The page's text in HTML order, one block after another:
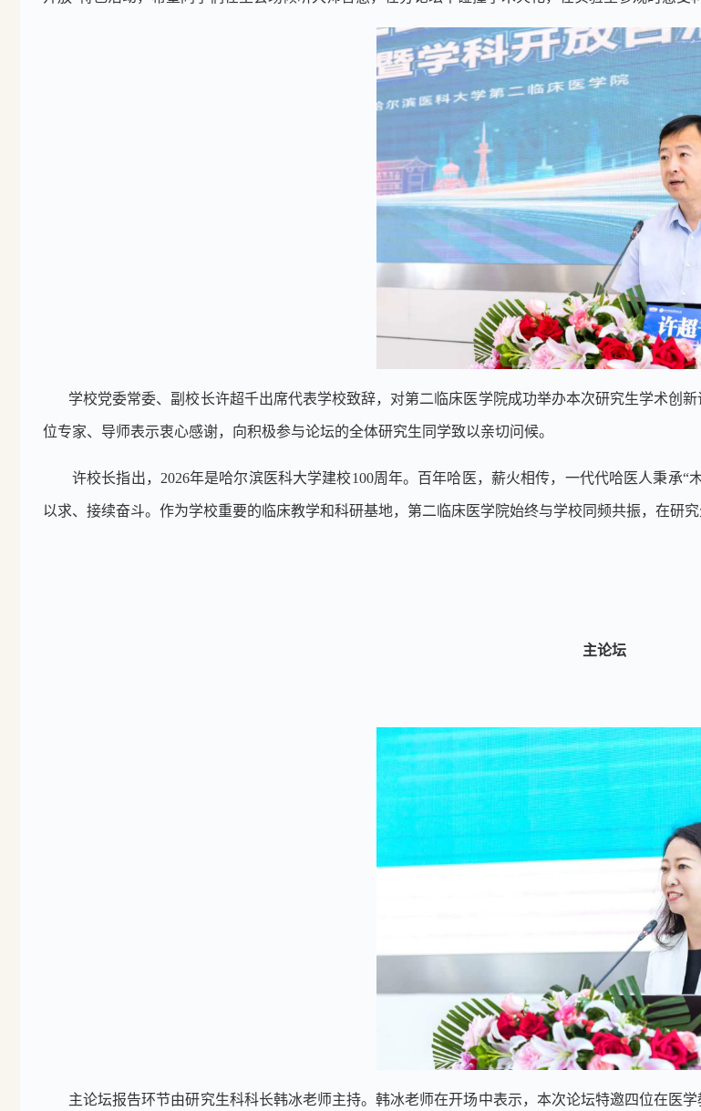
学校党委常委、副校长许超千出席代表学校致辞，对第二临床医学院成功举办本次研究生学术创
位专家、导师表示衷心感谢，向积极参与论坛的全体研究生同学致以亲切问候。
许校长指出， 2026年是哈尔滨医科大学建校100周年。百年哈医，薪火相传，一代代哈医人秉承“
以求、接续奋斗。作为学校重要的临床教学和科研基地，第二临床医学院始终与学校同频共振，在研
主论坛
主论坛报告环节由研究生科科长韩冰老师主持。韩冰老师在开场中表示，本次论坛特邀四位在医